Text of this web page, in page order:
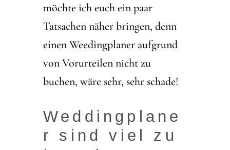
möchte ich euch ein paar
Tatsachen näher bringen, denn
einen Weedingplaner aufgrund
von Vorurteilen nicht zu
buchen, wäre sehr, sehr schade!
Weddingplane
r sind viel zu